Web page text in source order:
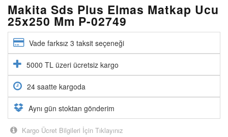
Makita Sds Plus Elmas Matkap Ucu
25x250 Mm P-02749
Vade farksız 3 taksit seçeneği
5000 TL üzeri ücretsiz kargo
24 saatte kargoda
Aynı gün stoktan gönderim
Kargo Ücret Bilgileri İçin Tıklayınız